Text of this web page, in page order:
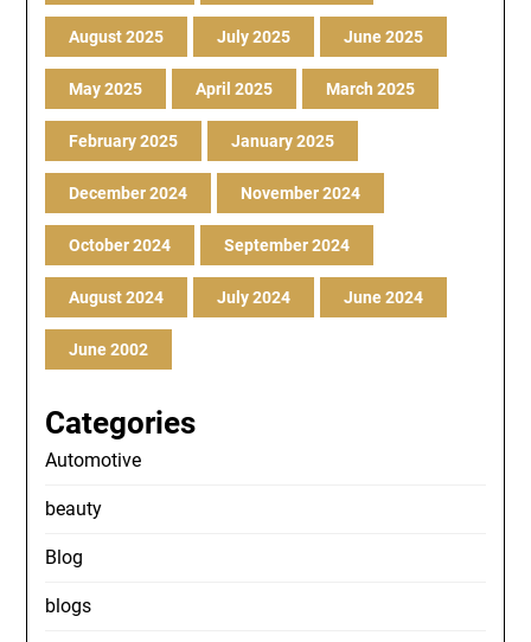
August 2025 July 2025 June 2025
May 2025 April 2025 March 2025
February 2025 January 2025
December 2024 November 2024
October 2024 September 2024
August 2024 July 2024 June 2024
June 2002
Categories
Automotive
beauty
Blog
blogs